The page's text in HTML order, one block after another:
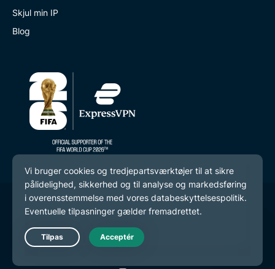
Skjul min IP
Blog
© 2026 ExpressVPN. Alle rettigheder forbeholdes.
Databeskyttelsespolitik
Tjenestevilkår